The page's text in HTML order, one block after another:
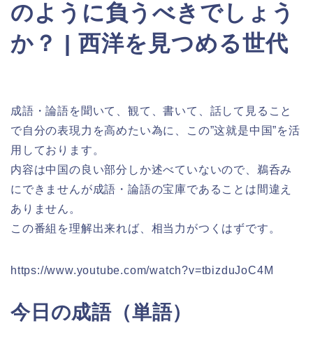
のように負うべきでしょう
か？ | 西洋を見つめる世代
成語・論語を聞いて、観て、書いて、話して見ること
で自分の表現力を高めたい為に、この”这就是中国”を活
用しております。
内容は中国の良い部分しか述べていないので、鵜呑み
にできませんが成語・論語の宝庫であることは間違え
ありません。
この番組を理解出来れば、相当力がつくはずです。
https://www.youtube.com/watch?v=tbizduJoC4M
今日の成語（単語）